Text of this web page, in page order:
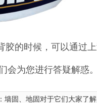
的时候，可以通过上
会为您进行答疑解惑。
墙固、地固对于它们大家了解多少了？主